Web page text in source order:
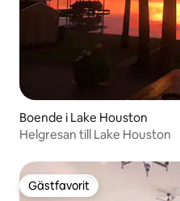
Boende i Lake Houston
Helgresan till Lake Houston
Gästfavorit
Gästfavorit